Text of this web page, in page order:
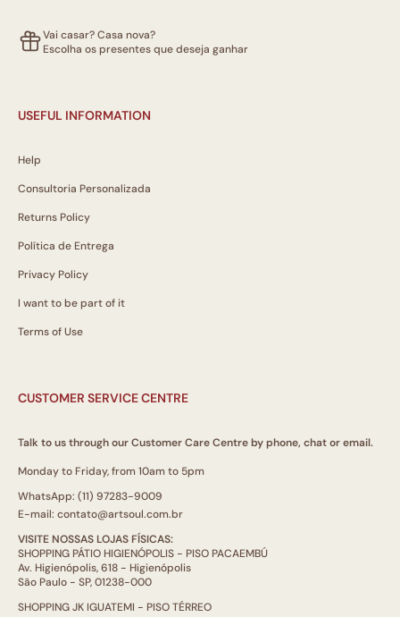
Vai casar? Casa nova?
Escolha os presentes que deseja ganhar
USEFUL INFORMATION
Help
Consultoria Personalizada
Returns Policy
Política de Entrega
Privacy Policy
I want to be part of it
Terms of Use
CUSTOMER SERVICE CENTRE
Talk to us through our Customer Care Centre by phone, chat or email.
Monday to Friday, from 10am to 5pm
WhatsApp: (11) 97283-9009
E-mail: contato@artsoul.com.br
VISITE NOSSAS LOJAS FÍSICAS:
SHOPPING PÁTIO HIGIENÓPOLIS - PISO PACAEMBÚ
Av. Higienópolis, 618 - Higienópolis
São Paulo - SP, 01238-000
SHOPPING JK IGUATEMI - PISO TÉRREO